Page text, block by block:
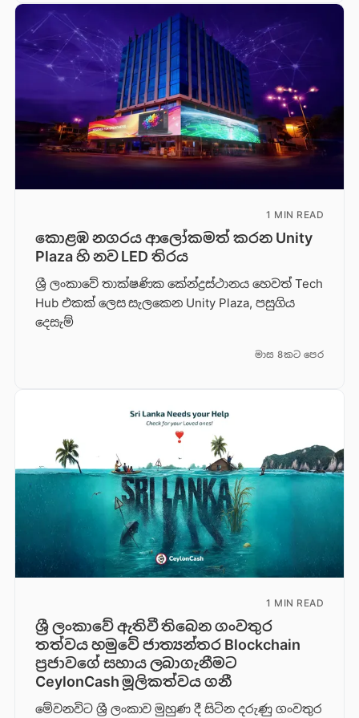
1 MIN READ
කොළඹ නගරය ආලෝකමත් කරන Unity
Plaza හි නව LED තිරය
ශ්‍රී ලංකාවේ තාක්ෂණික කේන්ද්‍රස්ථානය හෙවත් Tech
Hub එකක් ලෙස සැලකෙන Unity Plaza, පසුගිය
දෙසැම්
මාස 8කට පෙර
1 MIN READ
ශ්‍රී ලංකාවේ ඇතිවී තිබෙන ගංවතුර
තත්වය හමුවේ ජාත්‍යන්තර Blockchain
ප්‍රජාවගේ සහාය ලබාගැනීමට
CeylonCash මූලිකත්වය ග​නී
මේවනවිට ශ්‍රී ලංකාව මුහුණ දී සිටින දරුණු ගංවතුර